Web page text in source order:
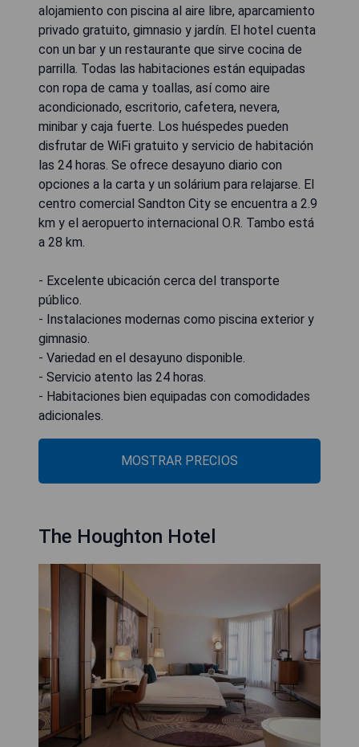
alojamiento con piscina al aire libre, aparcamiento
privado gratuito, gimnasio y jardín. El hotel cuenta
con un bar y un restaurante que sirve cocina de
parrilla. Todas las habitaciones están equipadas
con ropa de cama y toallas, así como aire
acondicionado, escritorio, cafetera, nevera,
minibar y caja fuerte. Los huéspedes pueden
disfrutar de WiFi gratuito y servicio de habitación
las 24 horas. Se ofrece desayuno diario con
opciones a la carta y un solárium para relajarse. El
centro comercial Sandton City se encuentra a 2.9
km y el aeropuerto internacional O.R. Tambo está
a 28 km.
- Excelente ubicación cerca del transporte
público.
- Instalaciones modernas como piscina exterior y
gimnasio.
- Variedad en el desayuno disponible.
- Servicio atento las 24 horas.
- Habitaciones bien equipadas con comodidades
adicionales.
MOSTRAR PRECIOS
The Houghton Hotel